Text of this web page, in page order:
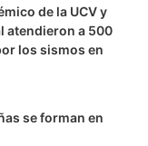
a
m
de la UCV y
atendieron a 500
los sismos en
se forman en